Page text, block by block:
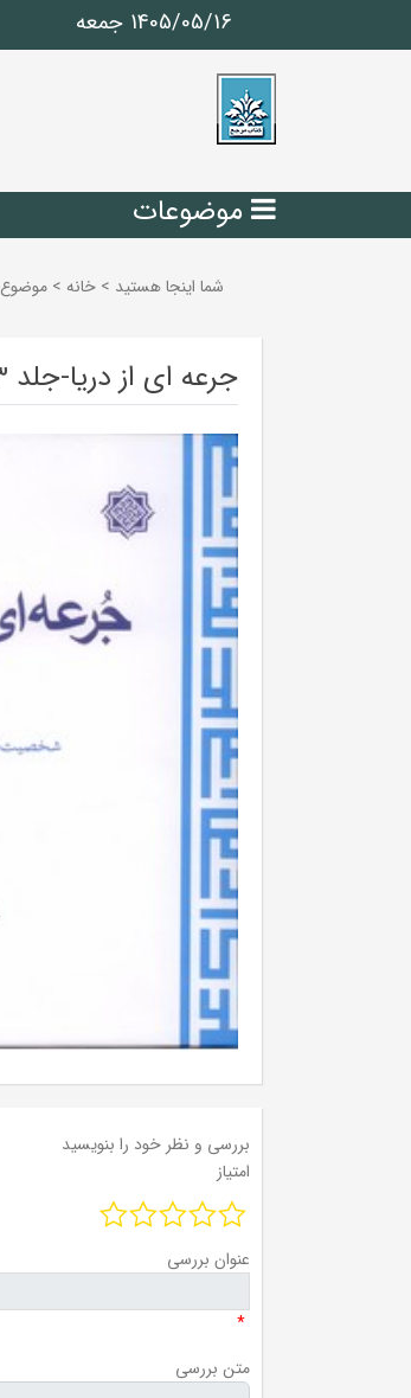
1405/05/16 جمعه
موضوعات
شما اینجا هستید > خانه > موضوع
جرعه ‌ای از دریا-جلد 3 (مقالات و مباحث شخصیت ‌شناسی و کتاب‌ شناسی)
بررسی و نظر خود را بنویسید
امتیاز
عنوان بررسی
*
متن بررسی